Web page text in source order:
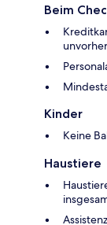
Beim
Kinder
Keine
Haustiere